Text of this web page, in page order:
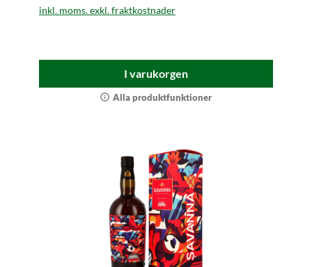
inkl. moms. exkl. fraktkostnader
I varukorgen
Alla produktfunktioner